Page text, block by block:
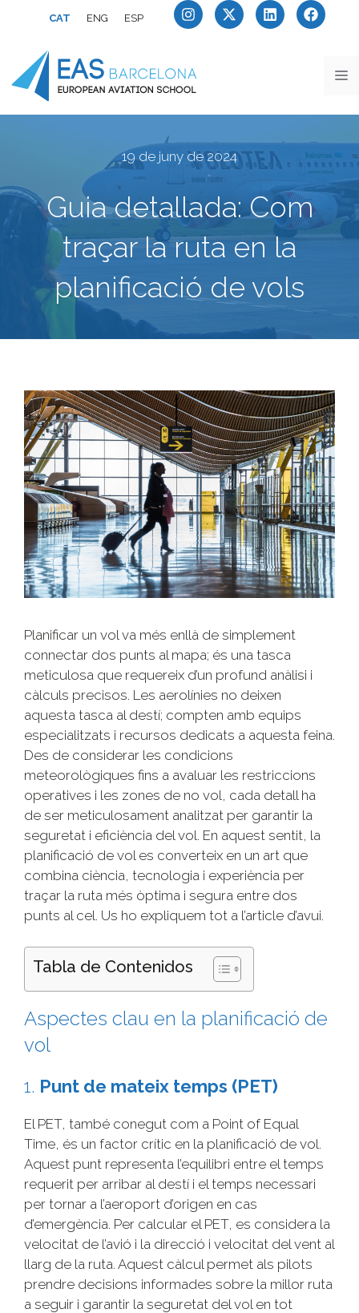
CAT ENG ESP
19 de juny de 2024
Guia detallada: Com
traçar la ruta en la
planificació de vols
Planificar un vol va més enllà de simplement
connectar dos punts al mapa; és una tasca
meticulosa que requereix d’un profund anàlisi i
càlculs precisos. Les aerolínies no deixen
aquesta tasca al destí; compten amb equips
especialitzats i recursos dedicats a aquesta feina.
Des de considerar les condicions
meteorològiques fins a avaluar les restriccions
operatives i les zones de no vol, cada detall ha
de ser meticulosament analitzat per garantir la
seguretat i eficiència del vol. En aquest sentit, la
planificació de vol es converteix en un art que
combina ciència, tecnologia i experiència per
traçar la ruta més òptima i segura entre dos
punts al cel. Us ho expliquem tot a l’article d’avui.
Tabla de Contenidos
Aspectes clau en la planificació de
vol
1. Punt de mateix temps (PET)
El PET, també conegut com a Point of Equal
Time, és un factor crític en la planificació de vol.
Aquest punt representa l’equilibri entre el temps
requerit per arribar al destí i el temps necessari
per tornar a l’aeroport d’origen en cas
d’emergència. Per calcular el PET, es considera la
velocitat de l’avió i la direcció i velocitat del vent al
llarg de la ruta. Aquest càlcul permet als pilots
prendre decisions informades sobre la millor ruta
a seguir i garantir la seguretat del vol en tot